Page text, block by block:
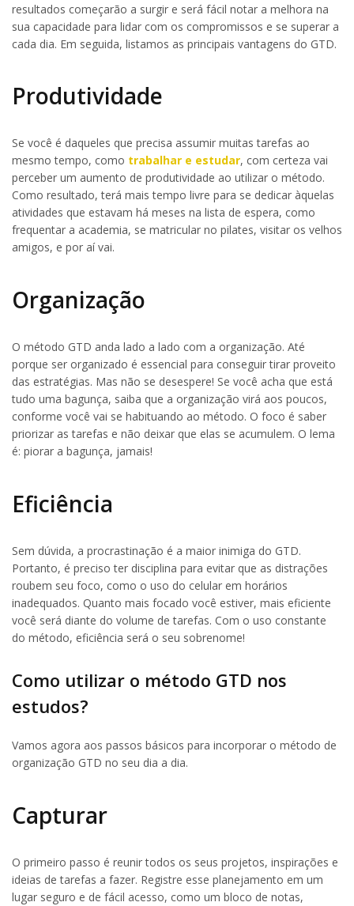
resultados começarão a surgir e será fácil notar a melhora na
sua capacidade para lidar com os compromissos e se superar a
cada dia. Em seguida, listamos as principais vantagens do GTD.
Produtividade
Se você é daqueles que precisa assumir muitas tarefas ao
mesmo tempo, como trabalhar e estudar, com certeza vai
perceber um aumento de produtividade ao utilizar o método.
Como resultado, terá mais tempo livre para se dedicar àquelas
atividades que estavam há meses na lista de espera, como
frequentar a academia, se matricular no pilates, visitar os velhos
amigos, e por aí vai.
Organização
O método GTD anda lado a lado com a organização. Até
porque ser organizado é essencial para conseguir tirar proveito
das estratégias. Mas não se desespere! Se você acha que está
tudo uma bagunça, saiba que a organização virá aos poucos,
conforme você vai se habituando ao método. O foco é saber
priorizar as tarefas e não deixar que elas se acumulem. O lema
é: piorar a bagunça, jamais!
Eficiência
Sem dúvida, a procrastinação é a maior inimiga do GTD.
Portanto, é preciso ter disciplina para evitar que as distrações
roubem seu foco, como o uso do celular em horários
inadequados. Quanto mais focado você estiver, mais eficiente
você será diante do volume de tarefas. Com o uso constante
do método, eficiência será o seu sobrenome!
Como utilizar o método GTD nos
estudos?
Vamos agora aos passos básicos para incorporar o método de
organização GTD no seu dia a dia.
Capturar
O primeiro passo é reunir todos os seus projetos, inspirações e
ideias de tarefas a fazer. Registre esse planejamento em um
lugar seguro e de fácil acesso, como um bloco de notas,